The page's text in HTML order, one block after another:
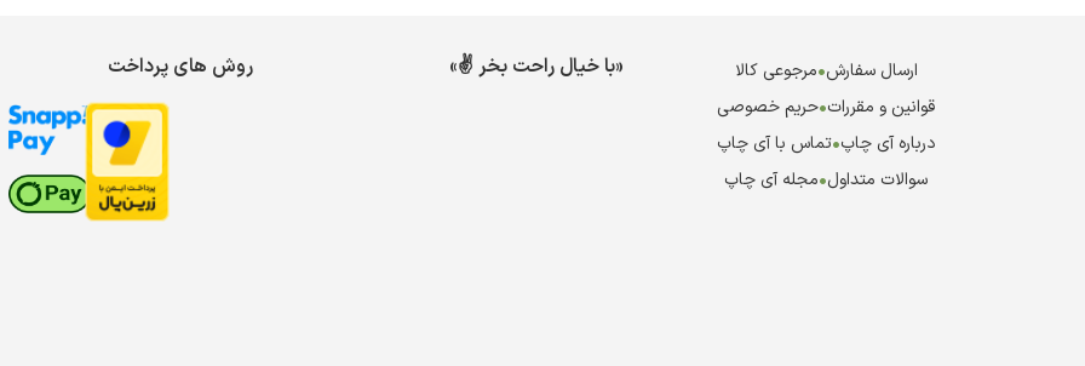
ارسال سفارش•مرجوعی کالا
قوانین و مقررات•حریم خصوصی
درباره آی چاپ•تماس با آی چاپ
سوالات متداول•مجله آی چاپ
«با خیال راحت بخر ✌️» روش های پرداخت